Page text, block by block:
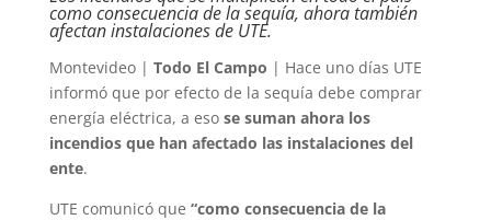
como consecuencia de la sequía, ahora también
afectan instalaciones de UTE.
Montevideo | Todo El Campo | Hace uno días UTE
informó que por efecto de la sequía debe comprar
energía eléctrica, a eso se suman ahora los
incendios que han afectado las instalaciones del
ente.
UTE comunicó que “como consecuencia de la